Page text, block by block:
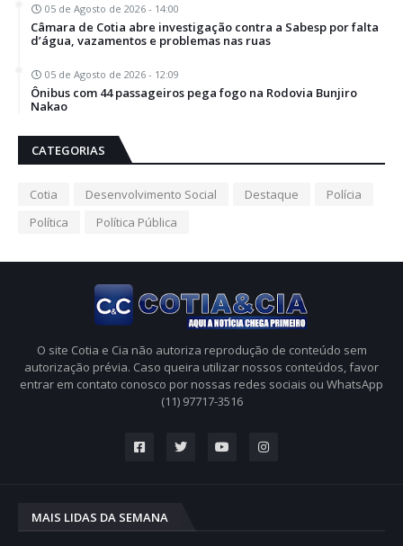
05 de Agosto de 2026 - 14:00
Câmara de Cotia abre investigação contra a Sabesp por falta
d’água, vazamentos e problemas nas ruas
05 de Agosto de 2026 - 12:09
Ônibus com 44 passageiros pega fogo na Rodovia Bunjiro
Nakao
CATEGORIAS
Cotia Desenvolvimento Social Destaque
Polícia
Política
Política Pública
O site Cotia e Cia não autoriza reprodução de conteúdo sem
autorização prévia. Caso queira utilizar nossos conteúdos, favor
entrar em contato conosco por nossas redes sociais ou WhatsApp
(11) 97717-3516
MAIS LIDAS DA SEMANA